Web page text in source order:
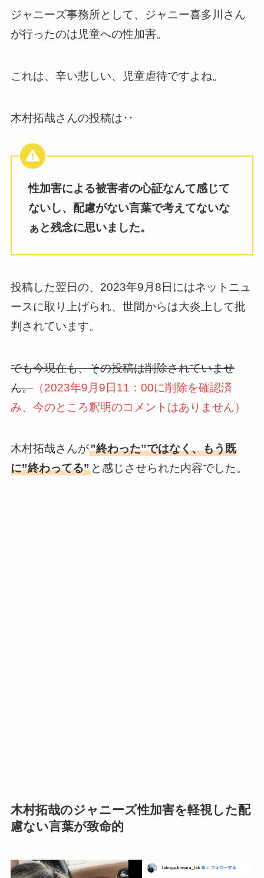
ジャニーズ事務所として、ジャニー喜多川さん
が行ったのは児童への性加害。
これは、辛い悲しい、児童虐待ですよね。
木村拓哉さんの投稿は‥
性加害による被害者の心証なんて感じて
ないし、配慮がない言葉で考えてないな
ぁと残念に思いました。
投稿した翌日の、2023年9月8日にはネットニュ
ースに取り上げられ、世間からは大炎上して批
判されています。
でも今現在も、その投稿は削除されていませ
ん。（2023年9月9日11：00に削除を確認済
み、今のところ釈明のコメントはありません）
木村拓哉さんが”終わった”ではなく、もう既
に”終わってる”と感じさせられた内容でした。
木村拓哉のジャニーズ性加害を軽視した配
慮ない言葉が致命的